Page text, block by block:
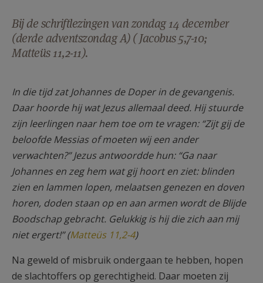
Bij de schriftlezingen van zondag 14 december
(derde adventszondag A) ( Jacobus 5,7-10;
Matteüs 11,2-11).
In die tijd zat Johannes de Doper in de gevangenis.
Daar hoorde hij wat Jezus allemaal deed. Hij stuurde
zijn leerlingen naar hem toe om te vragen: “Zijt gij de
beloofde Messias of moeten wij een ander
verwachten?” Jezus antwoordde hun: “Ga naar
Johannes en zeg hem wat gij hoort en ziet: blinden
zien en lammen lopen, melaatsen genezen en doven
horen, doden staan op en aan armen wordt de Blijde
Boodschap gebracht. Gelukkig is hij die zich aan mij
niet ergert!” (Matteüs 11,2-4)
Na geweld of misbruik ondergaan te hebben, hopen
de slachtoffers op gerechtigheid. Daar moeten zij